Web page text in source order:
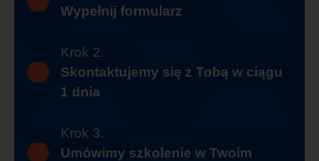
Wypełnij formularz
Krok 2.
Skontaktujemy się z Tobą w ciągu
1 dnia
Krok 3.
Umówimy szkolenie w Twoim